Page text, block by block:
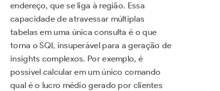
endereço, que se liga à região. Essa
capacidade de atravessar múltiplas
tabelas em uma única consulta é o que
torna o SQL insuperável para a geração de
insights complexos. Por exemplo, é
possível calcular em um único comando
qual é o lucro médio gerado por clientes